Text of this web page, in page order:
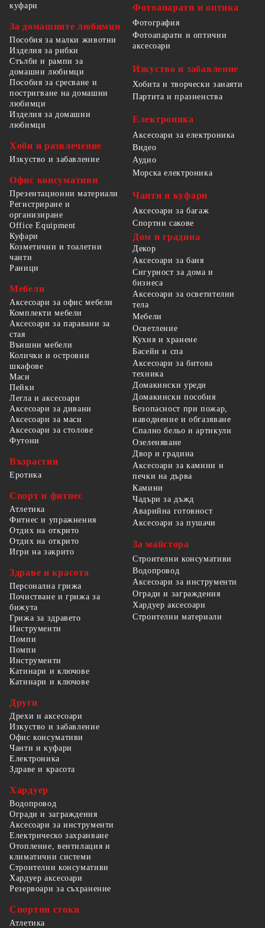
куфари
За домашните любимци
Пособия за малки животни
Изделия за рибки
Стълби и рампи за
домашни любимци
Пособия за сресване и
постригване на домашни
любимци
Изделия за домашни
любимци
Хоби и развлечение
Изкуство и забавление
Офис консумативи
Презентационни материали
Регистриране и
организиране
Office Equipment
Фотоапарати и оптика
Фотография
Фотоапарати и оптични
аксесоари
Изкуство и забавление
Хобита и творчески занаяти
Партита и празненства
Електроника
Аксесоари за електроника
Видео
Аудио
Морска електроника
Чанти и куфари
Аксесоари за багаж
Спортни сакове
Куфари
Козметични и тоалетни
чанти
Раници
Мебели
Аксесоари за офис мебели
Комплекти мебели
Аксесоари за паравани за
стая
Външни мебели
Колички и островни
шкафове
Маси
Пейки
Легла и аксесоари
Аксесоари за дивани
Аксесоари за маси
Аксесоари за столове
Футони
Възрастни
Еротика
Спорт и фитнес
Атлетика
Фитнес и упражнения
Отдих на открито
Отдих на открито
Игри на закрито
Здраве и красота
Персонална грижа
Почистване и грижа за
бижута
Грижа за здравето
Дом и градина
Декор
Аксесоари за баня
Сигурност за дома и
бизнеса
Аксесоари за осветителни
тела
Мебели
Осветление
Кухня и хранене
Басейн и спа
Аксесоари за битова
техника
Домакински уреди
Домакински пособия
Безопасност при пожар,
наводнение и обгазяване
Спално бельо и артикули
Озеленяване
Двор и градина
Аксесоари за камини и
печки на дърва
Камини
Чадъри за дъжд
Аварийна готовност
Аксесоари за пушачи
За майстора
Строителни консумативи
Водопровод
Аксесоари за инструменти
Огради и заграждения
Хардуер аксесоари
Строителни материали
Инструменти
Помпи
Помпи
Инструменти
Катинари и ключове
Катинари и ключове
Други
Дрехи и аксесоари
Изкуство и забавление
Офис консумативи
Чанти и куфари
Електроника
Здраве и красота
Хардуер
Водопровод
Огради и заграждения
Аксесоари за инструменти
Електрическо захранване
Отопление, вентилация и
климатични системи
Строителни консумативи
Хардуер аксесоари
Резервоари за съхранение
Спортни стоки
Атлетика